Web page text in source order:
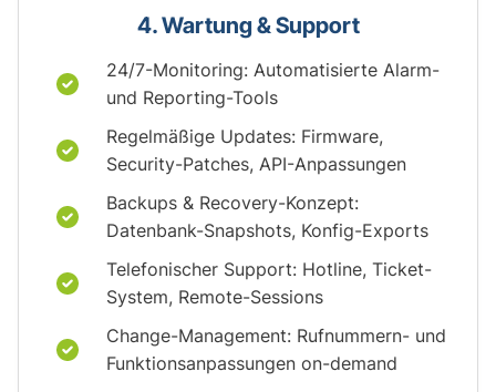
4. Wartung & Support
24/7-Monitoring: Automatisierte Alarm-
und Reporting-Tools
Regelmäßige Updates: Firmware,
Security-Patches, API-Anpassungen
Backups & Recovery-Konzept:
Datenbank-Snapshots, Konfig-Exports
Telefonischer Support: Hotline, Ticket-
System, Remote-Sessions
Change-Management: Rufnummern- und
Funktionsanpassungen on-demand